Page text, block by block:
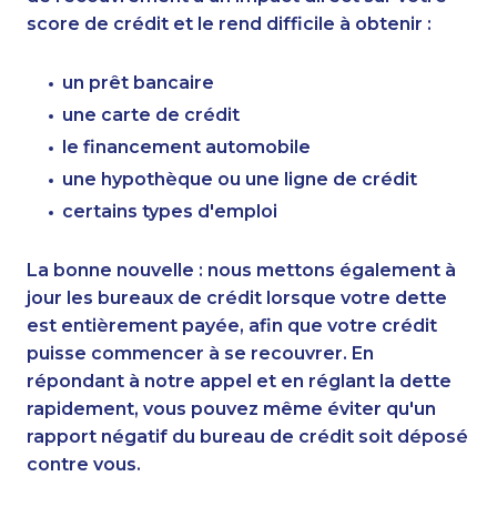
score de crédit et le rend difficile à obtenir :
un prêt bancaire
une carte de crédit
le financement automobile
une hypothèque ou une ligne de crédit
certains types d'emploi
La bonne nouvelle : nous mettons également à
jour les bureaux de crédit lorsque votre dette
est entièrement payée, afin que votre crédit
puisse commencer à se recouvrer. En
répondant à notre appel et en réglant la dette
rapidement, vous pouvez même éviter qu'un
rapport négatif du bureau de crédit soit déposé
contre vous.